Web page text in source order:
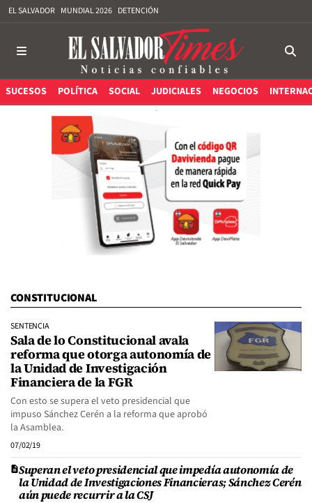
EL SALVADOR MUNDIAL 2026 DETENCIÓN
SUCESOS POLÍTICA SOCIAL JUDICIALES NEGOCIOS
CONSTITUCIONAL
SENTENCIA
Sala de lo Constitucional avala
reforma que otorga autonomía de
la Unidad de Investigación
Financiera de la FGR
Con esto se supera el veto presidencial que
impuso Sánchez Cerén a la reforma que aprobó
la Asamblea.
07/02/19
Superan el veto presidencial que impedía autonomía de
la Unidad de Investigaciones Financieras; Sánchez Cerén
aún puede recurrir a la CSJ